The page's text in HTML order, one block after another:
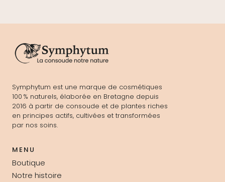
Symphytum est une marque de cosmétiques
100 % naturels, élaborée en Bretagne depuis
2016 à partir de consoude et de plantes riches
en principes actifs, cultivées et transformées
par nos soins.
MENU
Boutique
Notre histoire